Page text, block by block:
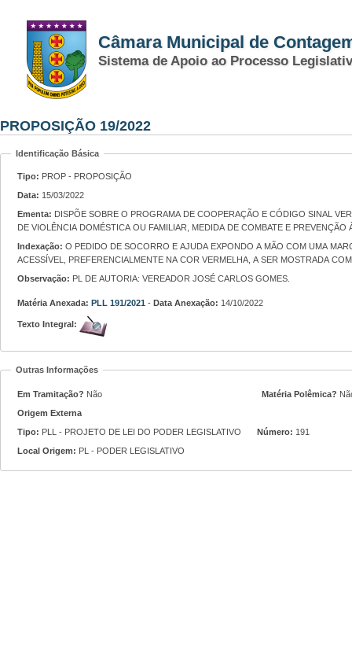
Câmara Municipal de
Sistema de Apoio ao Processo
PROPOSIÇÃO 19/2022
Identificação Básica
Tipo: PROP - PROPOSIÇÃO
Data: 15/03/2022
Ementa:
DE VIOLÊNCIA DOMÉSTICA OU FAMILIAR, MEDIDA DE COMBATE E
Indexação: O PEDIDO DE SOCORRO E AJUDA EXPONDO A MÃO COM UMA MARCA EM SEU CENTRO, NA FORMA DE UM "X", FEITA COM BATOM, CANETA OU OUTRO MATERIAL
ACESSÍVEL, PREFERENCIALMENTE NA COR VERMELHA, A SER MOSTRADA
Observação: PL DE AUTORIA: VEREADOR JOSÉ CARLOS GOMES.
Matéria Anexada: PLL 191/2021 - Data Anexação: 14/10/2022
Texto Integral:
Outras Informações
Em Tramitação? Não Matéria Polêmica?
Origem Externa
Tipo: PLL - PROJETO DE LEI DO PODER LEGISLATIVO Número: 191
Local Origem: PL - PODER LEGISLATIVO